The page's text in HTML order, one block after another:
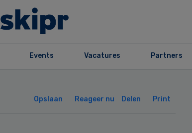
Events Vacatures Partners
Opslaan Reageer nu Delen Print